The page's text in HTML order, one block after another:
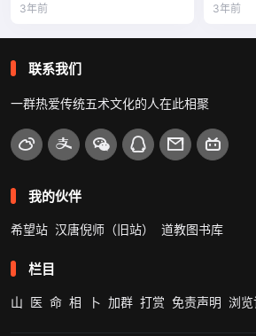
3年前 3年前
联系我们
一群热爱传统五术文化的人在此相聚
我的伙伴
希望站 汉唐倪师（旧站） 道教图书库
栏目
山 医 命 相 卜 加群 打赏 免责声明 浏